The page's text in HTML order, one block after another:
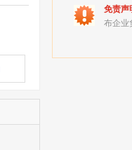
免责声
布企业